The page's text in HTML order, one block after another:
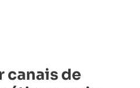
canais de